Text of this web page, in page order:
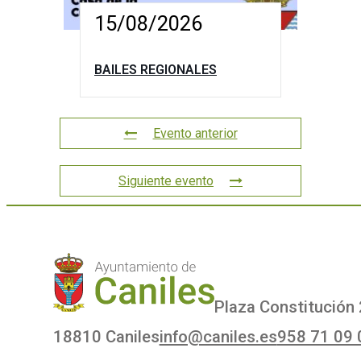
15/08/2026
BAILES REGIONALES
Evento anterior
Siguiente evento
Plaza Constitución
18810 Canilesinfo@caniles.es958 71 09